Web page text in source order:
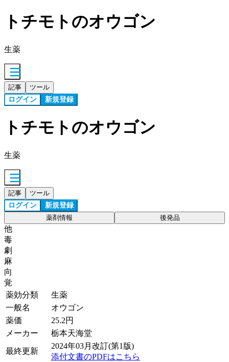
トチモトのオウゴン
生薬
記事 ツール
ログイン 新規登録
トチモトのオウゴン
生薬
記事 ツール
ログイン 新規登録
薬剤情報 後発品
他
毒
劇
麻
向
覚
薬効分類
生薬
一般名
オウゴン
薬価
25.2円
メーカー
栃本天海堂
最終更新
2024年03月改訂(第1版)
添付文書のPDFはこちら